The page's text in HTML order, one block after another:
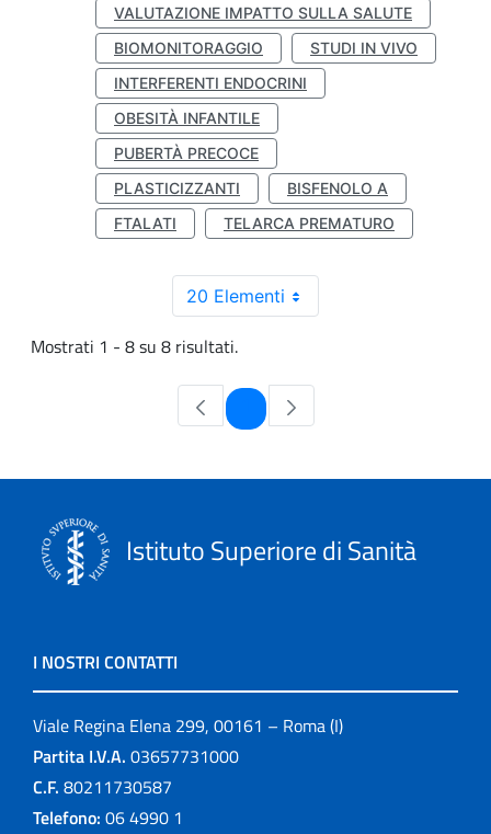
VALUTAZIONE IMPATTO SULLA SALUTE
BIOMONITORAGGIO
STUDI IN VIVO
INTERFERENTI ENDOCRINI
OBESITÀ INFANTILE
PUBERTÀ PRECOCE
PLASTICIZZANTI
BISFENOLO A
FTALATI
TELARCA PREMATURO
20 Elementi
Mostrati 1 - 8 su 8 risultati.
Pagina
Istituto Superiore di Sanità
I NOSTRI CONTATTI
Viale Regina Elena 299, 00161 – Roma (I)
Partita I.V.A. 03657731000
C.F. 80211730587
Telefono: 06 4990 1